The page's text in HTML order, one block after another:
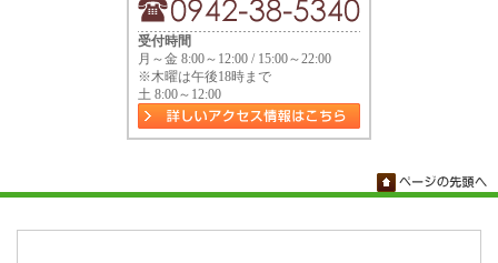
受付時間
月～金 8:00～12:00 / 15:00～22:00
※木曜は午後18時まで
土 8:00～12:00